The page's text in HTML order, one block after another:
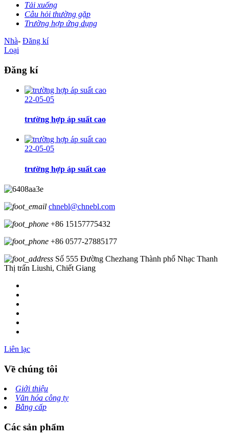
Tải xuống
Câu hỏi thường gặp
Trường hợp ứng dụng
Nhà- Đăng kí
Loại
Đăng kí
22-05-05
trường hợp áp suất cao
22-05-05
trường hợp áp suất cao
chnebl@chnebl.com
+86 15157775432
+86 0577-27885177
Số 555 Đường Chezhang Thành phố Nhạc Thanh
Thị trấn Liushi, Chiết Giang
Liên lạc
Về chúng tôi
Giới thiệu
Văn hóa công ty
Bằng cấp
Các sản phẩm